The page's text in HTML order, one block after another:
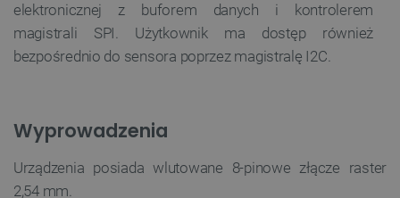
elektronicznej z buforem danych i kontrolerem
magistrali SPI. Użytkownik ma dostęp również
bezpośrednio do sensora poprzez magistralę I2C.
Wyprowadzenia
Urządzenia posiada wlutowane 8-pinowe złącze raster
2,54 mm.